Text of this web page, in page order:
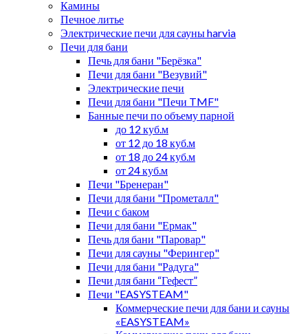
Камины
Печное литье
Электрические печи для сауны harvia
Печи для бани
Печь для бани "Берёзка"
Печи для бани "Везувий"
Электрические печи
Печи для бани "Печи TMF"
Банные печи по объему парной
до 12 куб.м
от 12 до 18 куб.м
от 18 до 24 куб.м
от 24 куб.м
Печи "Бренеран"
Печи для бани "Прометалл"
Печи с баком
Печи для бани "Ермак"
Печь для бани "Паровар"
Печи для сауны "Ферингер"
Печи для бани "Радуга"
Печи для бани “Гефест”
Печи "EASYSTEAM"
Коммерческие печи для бани и сауны
«EASYSTEAM»